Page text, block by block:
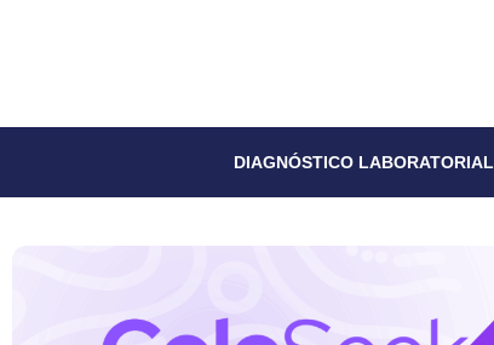
DIAGNÓSTICO LABORATORIAL